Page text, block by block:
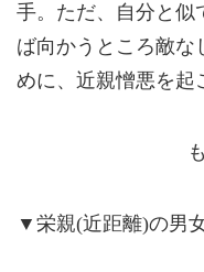
手。ただ、自分と似
ば向かうところ敵な
めに、近親憎悪を起
▼栄親(近距離)の男